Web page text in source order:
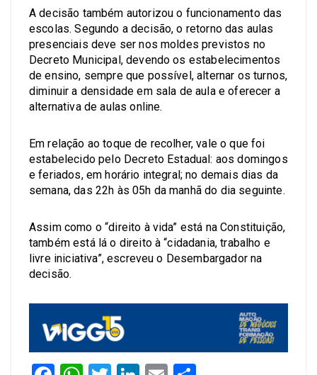
A decisão também autorizou o funcionamento das
escolas. Segundo a decisão, o retorno das aulas
presenciais deve ser nos moldes previstos no
Decreto Municipal, devendo os estabelecimentos
de ensino, sempre que possível, alternar os turnos,
diminuir a densidade em sala de aula e oferecer a
alternativa de aulas online.
Em relação ao toque de recolher, vale o que foi
estabelecido pelo Decreto Estadual: aos domingos
e feriados, em horário integral; no demais dias da
semana, das 22h às 05h da manhã do dia seguinte.
Assim como o “direito à vida” está na Constituição,
também está lá o direito à “cidadania, trabalho e
livre iniciativa”, escreveu o Desembargador na
decisão.